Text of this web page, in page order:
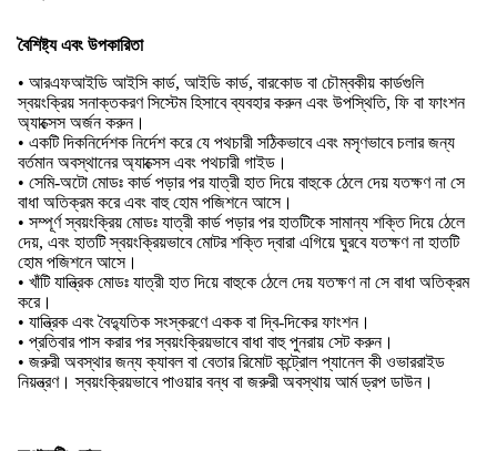
বৈশিষ্ট্য এবং উপকারিতা
• আরএফআইডি আইসি কার্ড, আইডি কার্ড, বারকোড বা চৌম্বকীয় কার্ডগুলি
স্বয়ংক্রিয় সনাক্তকরণ সিস্টেম হিসাবে ব্যবহার করুন এবং উপস্থিতি, ফি বা ফাংশন
অ্যাক্সেস অর্জন করুন।
• একটি দিকনির্দেশক নির্দেশ করে যে পথচারী সঠিকভাবে এবং মসৃণভাবে চলার জন্য
বর্তমান অবস্থানের অ্যাক্সেস এবং পথচারী গাইড।
• সেমি-অটো মোডঃ কার্ড পড়ার পর যাত্রী হাত দিয়ে বাহুকে ঠেলে দেয় যতক্ষণ না সে
বাধা অতিক্রম করে এবং বাহু হোম পজিশনে আসে।
• সম্পূর্ণ স্বয়ংক্রিয় মোডঃ যাত্রী কার্ড পড়ার পর হাতটিকে সামান্য শক্তি দিয়ে ঠেলে
দেয়, এবং হাতটি স্বয়ংক্রিয়ভাবে মোটর শক্তি দ্বারা এগিয়ে ঘুরবে যতক্ষণ না হাতটি
হোম পজিশনে আসে।
• খাঁটি যান্ত্রিক মোডঃ যাত্রী হাত দিয়ে বাহুকে ঠেলে দেয় যতক্ষণ না সে বাধা অতিক্রম
করে।
• যান্ত্রিক এবং বৈদ্যুতিক সংস্করণে একক বা দ্বি-দিকের ফাংশন।
• প্রতিবার পাস করার পর স্বয়ংক্রিয়ভাবে বাধা বাহু পুনরায় সেট করুন।
• জরুরী অবস্থার জন্য ক্যাবল বা বেতার রিমোট কন্ট্রোল প্যানেল কী ওভাররাইড
নিয়ন্ত্রণ। স্বয়ংক্রিয়ভাবে পাওয়ার বন্ধ বা জরুরী অবস্থায় আর্ম ড্রপ ডাউন।